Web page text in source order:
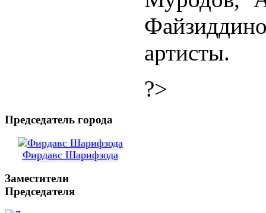
артисты.
?>
Председатель города
Фирдавс Шарифзода
Заместители
Председателя